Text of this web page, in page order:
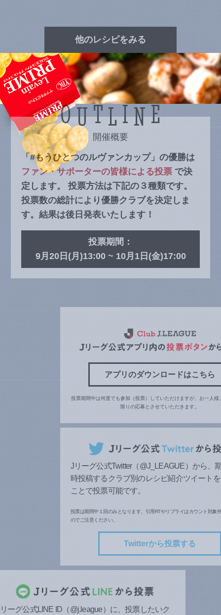
他のレシピをみる
OUTLINE
開催概要
「#もうひとつのルヴァンカップ」の優勝は
ファン・サポーターの皆様による投票で決
定します。
投票方法は下記の３種類です。
投票数の総計により優勝クラブを決定しま
す。結果は後日発表いたします！
投票期間：
9月20日(月)13:00 ~ 10月1日(金)17:00
アプリのダウンロードはこちら
投票期間中は何度でも参加（投票）していただけますが、お一人様
限りの応募とさせていただきます。
Jリーグ公式Twitter（@J_LEAGUE）から、
時投稿するクラブ別のレシピ紹介ツイート
ことで投票可能です。
投票は期間中１回のみとなります。引用RTやリプライはカウント対象
のでご注意ください。
Twitterから投票する
ーグ公式LINE ID（@j.league）に、投票したいク